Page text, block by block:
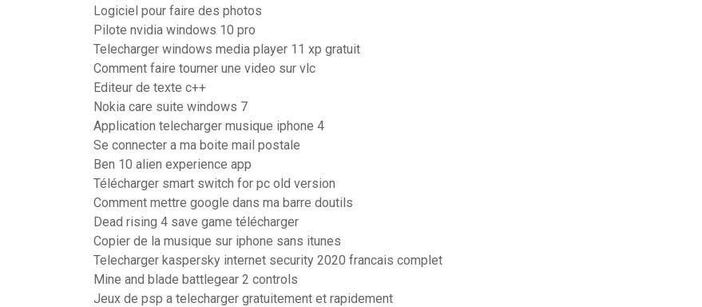
Logiciel pour faire des photos
Pilote nvidia windows 10 pro
Telecharger windows media player 11 xp gratuit
Comment faire tourner une video sur vlc
Editeur de texte c++
Nokia care suite windows 7
Application telecharger musique iphone 4
Se connecter a ma boite mail postale
Ben 10 alien experience app
Télécharger smart switch for pc old version
Comment mettre google dans ma barre doutils
Dead rising 4 save game télécharger
Copier de la musique sur iphone sans itunes
Telecharger kaspersky internet security 2020 francais complet
Mine and blade battlegear 2 controls
Jeux de psp a telecharger gratuitement et rapidement